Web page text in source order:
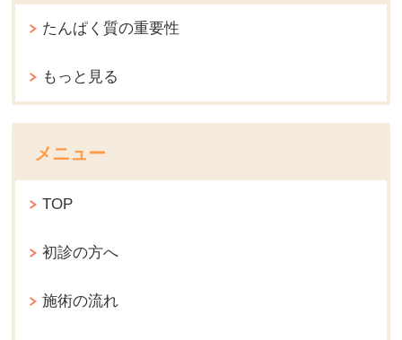
たんぱく質の重要性
もっと見る
メニュー
TOP
初診の方へ
施術の流れ